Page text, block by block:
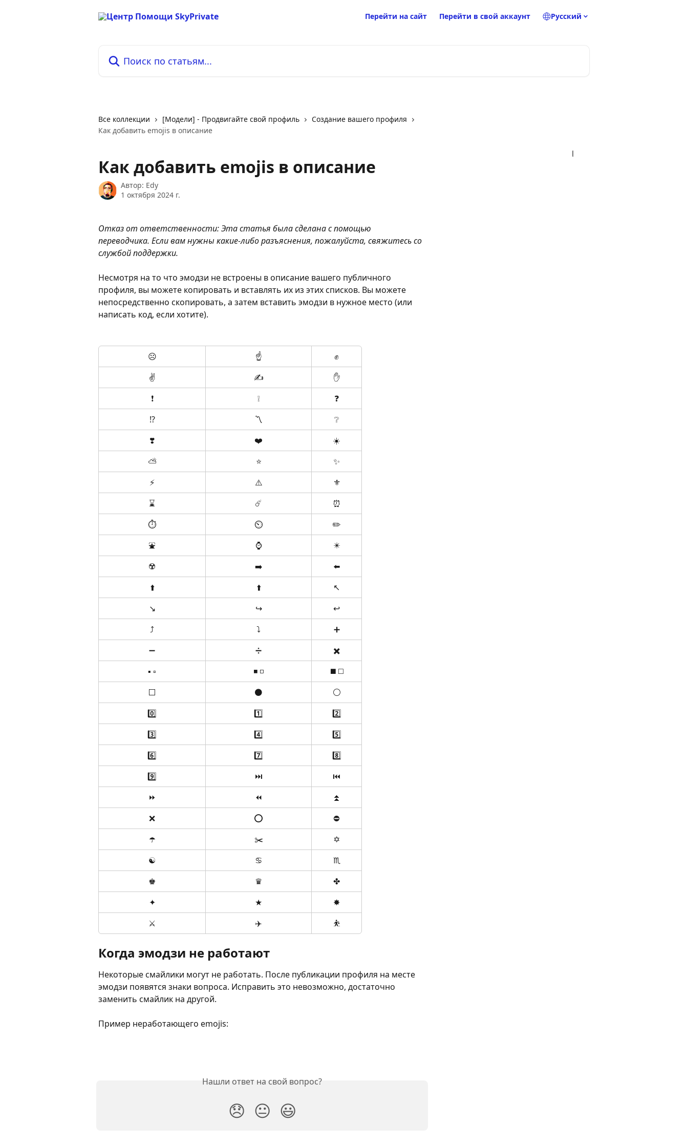
Перейти на сайт Перейти в свой аккаунт Pусский
Все коллекции [Модели] - Продвигайте свой профиль
Создание вашего профиля
Как добавить emojis в описание
Как добавить emojis в описание
Автор: Edy
1 октября 2024 г.
Отказ от ответственности: Эта статья была сделана с помощью
переводчика. Если вам нужны какие-либо разъяснения, пожалуйста, свяжитесь со
службой поддержки.
Несмотря на то что эмодзи не встроены в описание вашего публичного
профиля, вы можете копировать и вставлять их из этих списков. Вы можете
непосредственно скопировать, а затем вставить эмодзи в нужное место (или
написать код, если хотите).
☹️ ☝️
✊
✌️
✍️
✋
❗️
❕
❓
⁉️
〽️
❔
❣️
❤️‍
☀️
⛅️
⭐️
✨
⚡️
⚠️
⚜️
⌛️
☄️
⏰
⏱
⏲
✏️
⛲️
⌚️
✴️
☢️
➡️
⬅️
⬆️
⬆️
↖️
↘️
↪️
↩️
⤴️
⤵️
➕
➖
➗
✖️
▪️ ▫️
◾️ ◽️
◼️ ◻️
⬜️
⚫️
⚪️
0️⃣
1️⃣
2️⃣
3️⃣
4️⃣
5️⃣
6️⃣
7️⃣
8️⃣
9️⃣
⏭
⏮
⏩
⏪
⏫
❌
⭕️
⛔️
☂️
✂️
✡️
☯️
♋️
♏️
♚
♛
✤
✦
★
✸
⚔️
✈️ ⛹
Когда эмодзи не работают
Некоторые смайлики могут не работать. После публикации профиля на месте
эмодзи появятся знаки вопроса. Исправить это невозможно, достаточно
заменить смайлик на другой.
Пример неработающего emojis:
Нашли ответ на свой вопрос?
😞 😐 😃